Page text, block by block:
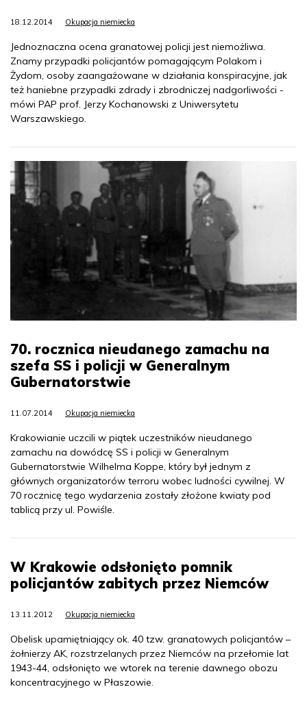
18.12.2014 Okupacja niemiecka
Jednoznaczna ocena granatowej policji jest niemożliwa.
Znamy przypadki policjantów pomagającym Polakom i
Żydom, osoby zaangażowane w działania konspiracyjne, jak
też haniebne przypadki zdrady i zbrodniczej nadgorliwości -
mówi PAP prof. Jerzy Kochanowski z Uniwersytetu
Warszawskiego.
70. rocznica nieudanego zamachu na
szefa SS i policji w Generalnym
Gubernatorstwie
11.07.2014 Okupacja niemiecka
Krakowianie uczcili w piątek uczestników nieudanego
zamachu na dowódcę SS i policji w Generalnym
Gubernatorstwie Wilhelma Koppe, który był jednym z
głównych organizatorów terroru wobec ludności cywilnej. W
70 rocznicę tego wydarzenia zostały złożone kwiaty pod
tablicą przy ul. Powiśle.
W Krakowie odsłonięto pomnik
policjantów zabitych przez Niemców
13.11.2012 Okupacja niemiecka
Obelisk upamiętniający ok. 40 tzw. granatowych policjantów –
żołnierzy AK, rozstrzelanych przez Niemców na przełomie lat
1943-44, odsłonięto we wtorek na terenie dawnego obozu
koncentracyjnego w Płaszowie.